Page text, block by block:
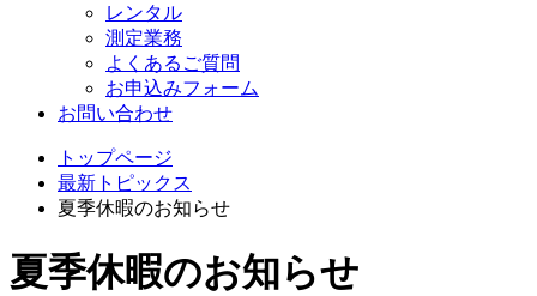
レンタル
測定業務
よくあるご質問
お申込みフォーム
お問い合わせ
トップページ
最新トピックス
夏季休暇のお知らせ
夏季休暇のお知らせ